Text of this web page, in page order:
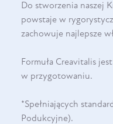
Do stworzenia naszej
powstaje w
zachowuje najlepsze
Formuła Creavitalis jest
w przygotowaniu.
*Spełniających
Podukcyjne).